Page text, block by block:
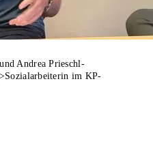
Andrea Prieschl-
im KP-